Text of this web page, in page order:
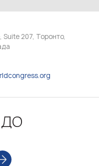
Suite 207, Торонто,